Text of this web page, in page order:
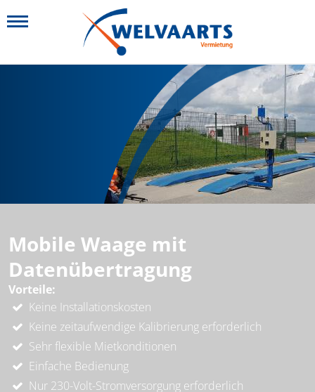
Mobile Waage mit
Datenübertragung
Vorteile:
Keine Installationskosten
Keine zeitaufwendige Kalibrierung erforderlich
Sehr flexible Mietkonditionen
Einfache Bedienung
Nur 230-Volt-Stromversorgung erforderlich